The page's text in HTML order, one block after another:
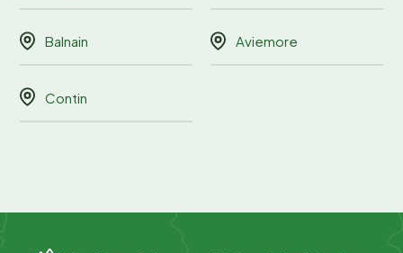
Balnain Aviemore
Contin